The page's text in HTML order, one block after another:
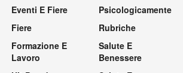
Eventi E Fiere
Fiere
Formazione E
Lavoro
Psicologicamente
Rubriche
Salute E
Benessere